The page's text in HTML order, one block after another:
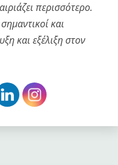
περισσότερο.
και
και εξέλιξη στον